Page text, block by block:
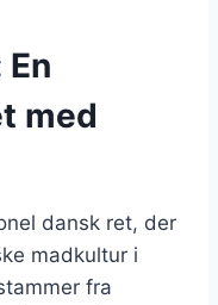
med
dansk ret, der
madkultur i
fra